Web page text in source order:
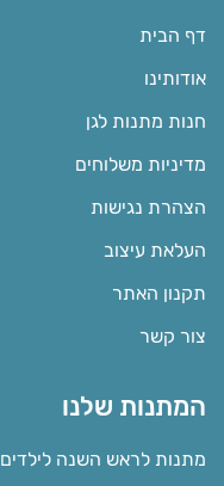
דף הבית
אודותינו
חנות מתנות לגן
מדיניות משלוחים
הצהרת נגישות
העלאת עיצוב
תקנון האתר
צור קשר
המתנות שלנו
מתנות לראש השנה לילדים